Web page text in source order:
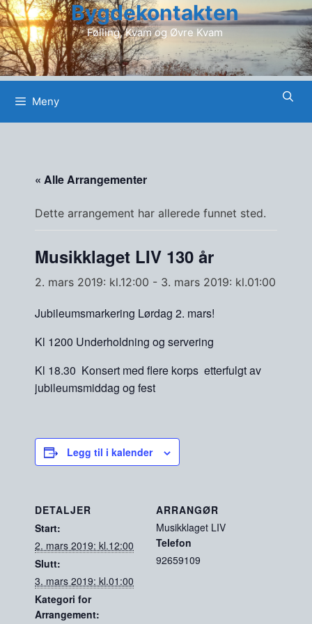
Hopp
til
innhold
Bygdekontakten
Følling, Kvam og Øvre Kvam
Meny
« Alle Arrangementer
Dette arrangement har allerede funnet sted.
Musikklaget LIV 130 år
2. mars 2019: kl.12:00 - 3. mars 2019: kl.01:00
Jubileumsmarkering Lørdag 2. mars!
Kl 1200 Underholdning og servering
Kl 18.30 Konsert med flere korps etterfulgt av
jubileumsmiddag og fest
Legg til i kalender
DETALJER
Start:
2. mars 2019: kl.12:00
Slutt:
3. mars 2019: kl.01:00
Kategori for
Arrangement:
ARRANGØR
Musikklaget LIV
Telefon
92659109